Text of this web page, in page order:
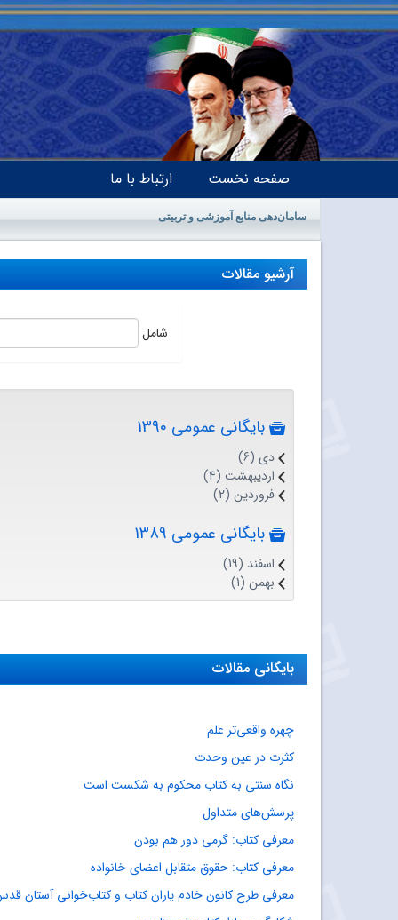
صفحه نخست ارتباط با ما
سامان‌دهی منابع آموزشی و تربیتی
آرشیو مقالات
شامل
بایگانی عمومی 1390
دی (6)
اردیبهشت (4)
فروردین (2)
بایگانی عمومی 1389
اسفند (19)
بهمن (1)
بایگانی مقالات
چهره واقعی‌تر علم
کثرت در عین وحدت
نگاه سنتی به کتاب محکوم به شکست است
پرسش‌های متداول
معرفی کتاب: گرمی دور هم بودن
معرفی کتاب: حقوق متقابل اعضای خانواده
معرفی طرح کانون خادم یاران کتاب و کتاب‌خوانی آستان